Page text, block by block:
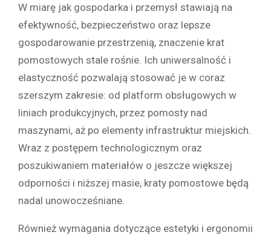
W miarę jak gospodarka i przemysł stawiają na
efektywność, bezpieczeństwo oraz lepsze
gospodarowanie przestrzenią, znaczenie krat
pomostowych stale rośnie. Ich uniwersalność i
elastyczność pozwalają stosować je w coraz
szerszym zakresie: od platform obsługowych w
liniach produkcyjnych, przez pomosty nad
maszynami, aż po elementy infrastruktur miejskich.
Wraz z postępem technologicznym oraz
poszukiwaniem materiałów o jeszcze większej
odporności i niższej masie, kraty pomostowe będą
nadal unowocześniane.
Również wymagania dotyczące estetyki i ergonomii